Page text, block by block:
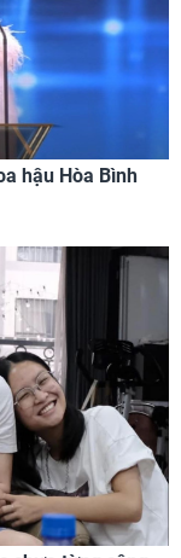
hậu Hòa Bình